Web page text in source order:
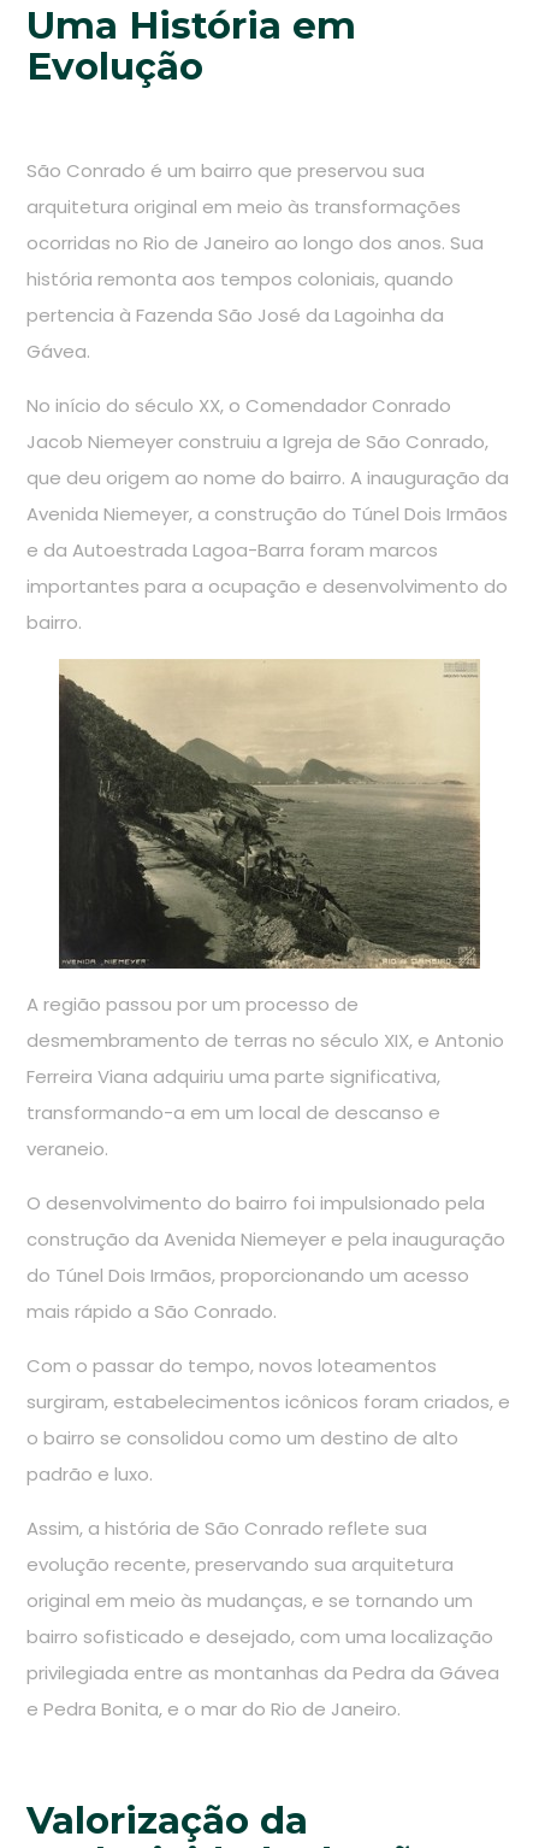
Uma História em
Evolução
São Conrado é um bairro que preservou sua
arquitetura original em meio às transformações
ocorridas no Rio de Janeiro ao longo dos anos. Sua
história remonta aos tempos coloniais, quando
pertencia à Fazenda São José da Lagoinha da
Gávea.
No início do século XX, o Comendador Conrado
Jacob Niemeyer construiu a Igreja de São Conrado,
que deu origem ao nome do bairro. A inauguração da
Avenida Niemeyer, a construção do Túnel Dois Irmãos
e da Autoestrada Lagoa-Barra foram marcos
importantes para a ocupação e desenvolvimento do
bairro.
A região passou por um processo de
desmembramento de terras no século XIX, e Antonio
Ferreira Viana adquiriu uma parte significativa,
transformando-a em um local de descanso e
veraneio.
O desenvolvimento do bairro foi impulsionado pela
construção da Avenida Niemeyer e pela inauguração
do Túnel Dois Irmãos, proporcionando um acesso
mais rápido a São Conrado.
Com o passar do tempo, novos loteamentos
surgiram, estabelecimentos icônicos foram criados, e
o bairro se consolidou como um destino de alto
padrão e luxo.
Assim, a história de São Conrado reflete sua
evolução recente, preservando sua arquitetura
original em meio às mudanças, e se tornando um
bairro sofisticado e desejado, com uma localização
privilegiada entre as montanhas da Pedra da Gávea
e Pedra Bonita, e o mar do Rio de Janeiro.
Valorização da